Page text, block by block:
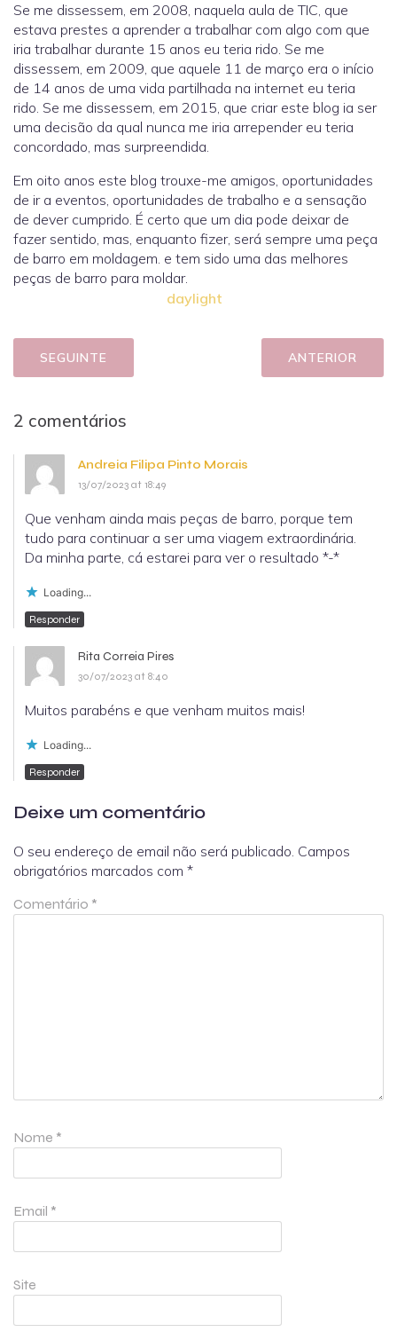
Se me dissessem, em 2008, naquela aula de TIC, que
estava prestes a aprender a trabalhar com algo com que
iria trabalhar durante 15 anos eu teria rido. Se me
dissessem, em 2009, que aquele 11 de março era o início
de 14 anos de uma vida partilhada na internet eu teria
rido. Se me dissessem, em 2015, que criar este blog ia ser
uma decisão da qual nunca me iria arrepender eu teria
concordado, mas surpreendida.
Em oito anos este blog trouxe-me amigos, oportunidades
de ir a eventos, oportunidades de trabalho e a sensação
de dever cumprido. É certo que um dia pode deixar de
fazer sentido, mas, enquanto fizer, será sempre uma peça
de barro em moldagem. e tem sido uma das melhores
peças de barro para moldar.
daylight
SEGUINTE ANTERIOR
2 comentários
Andreia Filipa Pinto Morais
13/07/2023 at 18:49
Que venham ainda mais peças de barro, porque tem
tudo para continuar a ser uma viagem extraordinária.
Da minha parte, cá estarei para ver o resultado *-*
Loading...
Responder
Rita Correia Pires
30/07/2023 at 8:40
Muitos parabéns e que venham muitos mais!
Loading...
Responder
Deixe um comentário
O seu endereço de email não será publicado. Campos
obrigatórios marcados com *
Comentário *
Nome *
Email *
Site